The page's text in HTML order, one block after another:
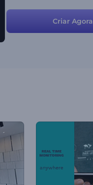
Criar Agora